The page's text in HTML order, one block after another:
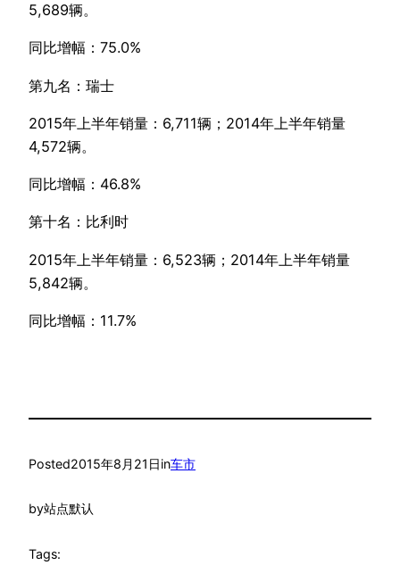
5,689辆。
同比增幅：75.0%
第九名：瑞士
2015年上半年销量：6,711辆；2014年上半年销量
4,572辆。
同比增幅：46.8%
第十名：比利时
2015年上半年销量：6,523辆；2014年上半年销量
5,842辆。
同比增幅：11.7%
Posted2015年8月21日in车市
by站点默认
Tags: